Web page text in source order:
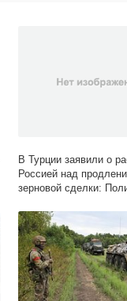
В Турции заявили о
Россией над
зерновой сделки: